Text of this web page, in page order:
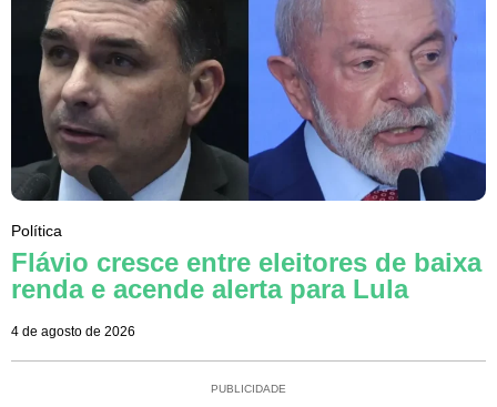
Política
Flávio cresce entre eleitores de baixa
renda e acende alerta para Lula
4 de agosto de 2026
PUBLICIDADE